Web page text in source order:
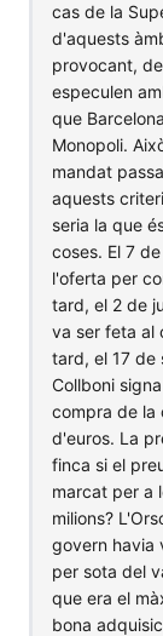
cas de la
d'aquests
provocant,
especulen
que
Monopoli.
mandat
aquests
seria la que
coses. El 7
l'oferta per
tard, el 2 de
va ser feta al
tard, el 17 de
Collboni
compra de la
d'euros. La
finca si el
marcat per a
milions?
govern havia
per sota del
que era el
bona